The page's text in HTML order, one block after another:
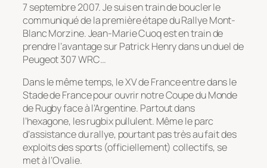
7 septembre 2007. Je suis en train de boucler le
communiqué de la première étape du Rallye Mont-
Blanc Morzine. Jean-Marie Cuoq est en train de
prendre l’avantage sur Patrick Henry dans un duel de
Peugeot 307 WRC…
Dans le même temps, le XV de France entre dans le
Stade de France pour ouvrir notre Coupe du Monde
de Rugby face à l’Argentine. Partout dans
l’hexagone, les rugbix pullulent. Même le parc
d’assistance du rallye, pourtant pas très au fait des
exploits des sports (officiellement) collectifs, se
met à l’Ovalie.